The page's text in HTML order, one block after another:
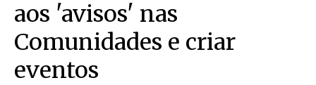
Desafio Oceânico
Imposto De Renda
Calcule A Poupança
aos 'avisos' nas
Comunidades e criar
eventos